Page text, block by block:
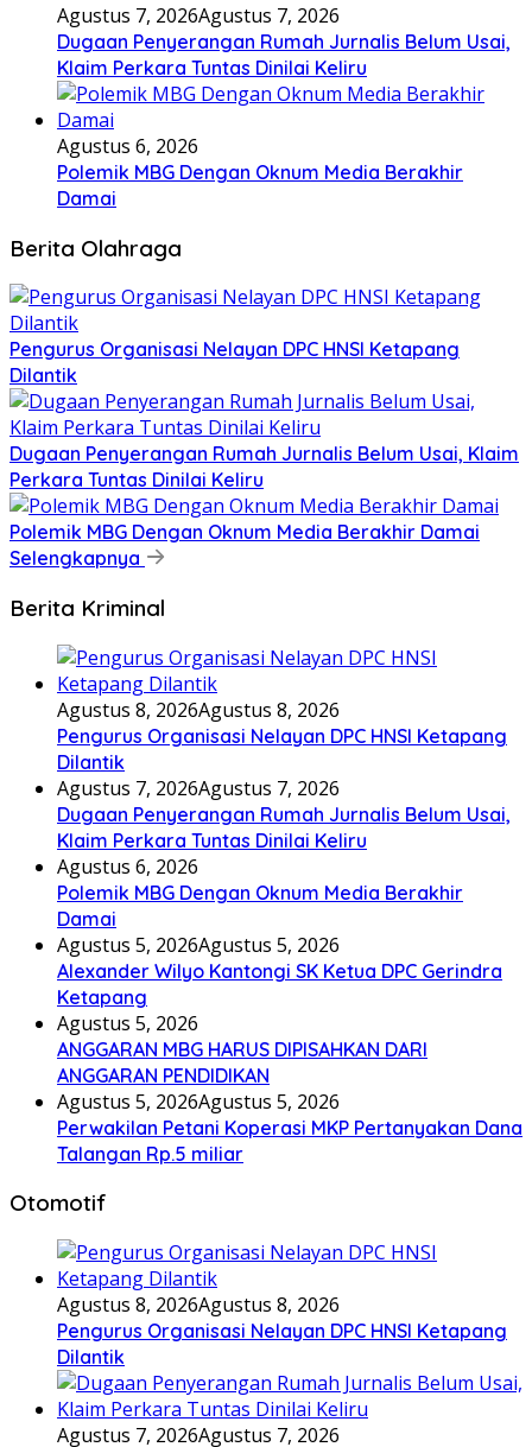
Agustus 7, 2026Agustus 7, 2026
Dugaan Penyerangan Rumah Jurnalis Belum Usai,
Klaim Perkara Tuntas Dinilai Keliru
Agustus 6, 2026
Polemik MBG Dengan Oknum Media Berakhir
Damai
Berita Olahraga
Pengurus Organisasi Nelayan DPC HNSI Ketapang
Dilantik
Dugaan Penyerangan Rumah Jurnalis Belum Usai, Klaim
Perkara Tuntas Dinilai Keliru
Polemik MBG Dengan Oknum Media Berakhir Damai
Selengkapnya
Berita Kriminal
Agustus 8, 2026Agustus 8, 2026
Pengurus Organisasi Nelayan DPC HNSI Ketapang
Dilantik
Agustus 7, 2026Agustus 7, 2026
Dugaan Penyerangan Rumah Jurnalis Belum Usai,
Klaim Perkara Tuntas Dinilai Keliru
Agustus 6, 2026
Polemik MBG Dengan Oknum Media Berakhir
Damai
Agustus 5, 2026Agustus 5, 2026
Alexander Wilyo Kantongi SK Ketua DPC Gerindra
Ketapang
Agustus 5, 2026
ANGGARAN MBG HARUS DIPISAHKAN DARI
ANGGARAN PENDIDIKAN
Agustus 5, 2026Agustus 5, 2026
Perwakilan Petani Koperasi MKP Pertanyakan Dana
Talangan Rp.5 miliar
Otomotif
Agustus 8, 2026Agustus 8, 2026
Pengurus Organisasi Nelayan DPC HNSI Ketapang
Dilantik
Agustus 7, 2026Agustus 7, 2026